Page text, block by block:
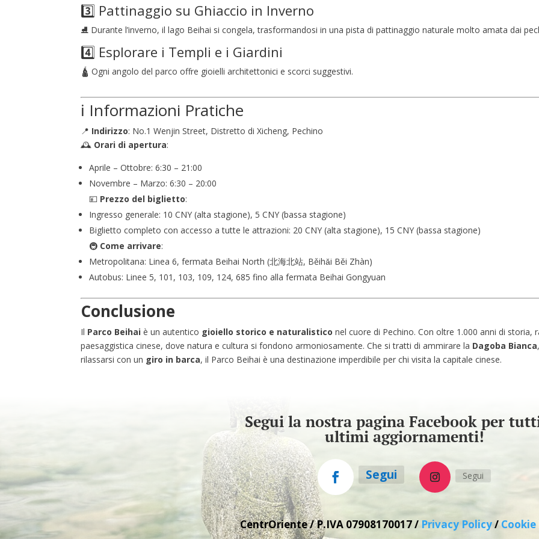
3️⃣ Pattinaggio su Ghiaccio in Inverno
⛸️ Durante l’inverno, il lago Beihai si congela, trasformandosi in una pista di pattinaggio naturale molto amata dai
4️⃣ Esplorare i Templi e i Giardini
🛕 Ogni angolo del parco offre gioielli architettonici e scorci suggestivi.
ℹ️ Informazioni Pratiche
📍 Indirizzo: No.1 Wenjin Street, Distretto di Xicheng, Pechino
🕰️ Orari di apertura:
Aprile – Ottobre: 6:30 – 21:00
Novembre – Marzo: 6:30 – 20:00
💴 Prezzo del biglietto:
Ingresso generale: 10 CNY (alta stagione), 5 CNY (bassa stagione)
Biglietto completo con accesso a tutte le attrazioni: 20 CNY (alta stagione), 15 CNY (bassa stagione)
🚇 Come arrivare:
Metropolitana: Linea 6, fermata Beihai North (北海北站, Běihǎi Běi Zhàn)
Autobus: Linee 5, 101, 103, 109, 124, 685 fino alla fermata Beihai Gongyuan
Conclusione
Il Parco Beihai è un autentico gioiello storico e naturalistico nel cuore di Pechino. Con oltre 1.000 anni di
paesaggistica cinese, dove natura e cultura si fondono armoniosamente. Che si tratti di ammirare la Dagoba Bianca
rilassarsi con un giro in barca, il Parco Beihai è una destinazione imperdibile per chi visita la capitale cinese.
Segui la nostra pagina Facebook per
ultimi aggiornamenti!
Segui Segui
CentrOriente / P.IVA 07908170017 / Privacy Policy/